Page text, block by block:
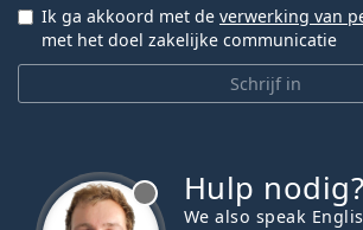
Schrijf in
Ik ga akkoord met de verwerking van
met het doel zakelijke communicatie
Hulp nodig?
We also speak